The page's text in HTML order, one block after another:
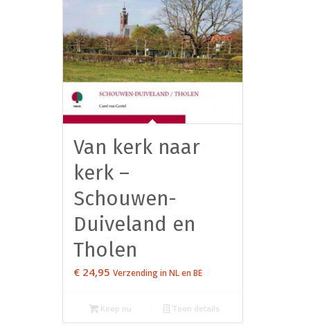
Van kerk naar
kerk –
Schouwen-
Duiveland en
Tholen
€ 24,95 Verzending in NL en BE
Koop nu Toon details